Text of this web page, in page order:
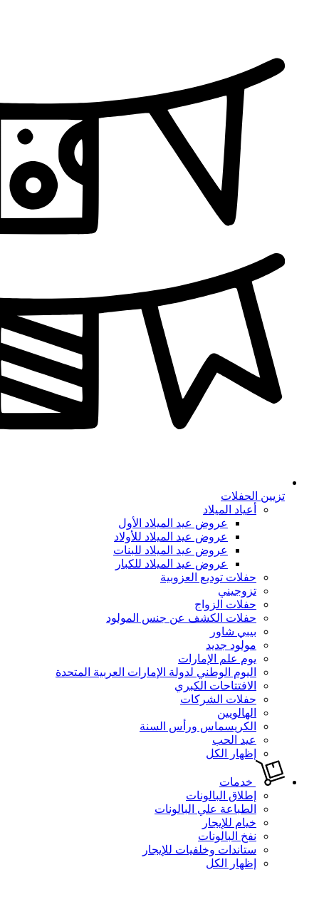
تزيين الحفلات
أعياد الميلاد
عروض عيد الميلاد الأول
عروض عيد الميلاد للأولاد
عروض عيد الميلاد للبنات
عروض عيد الميلاد للكبار
حفلات توديع العزوبية
تزوجيني
حفلات الزواج
حفلات الكشف عن جنس المولود
بيبي شاور
مولود جديد
يوم علم الإمارات
اليوم الوطني لدولة الإمارات العربية المتحدة
الافتتاحات الكبري
حفلات الشركات
الهالويين
الكريسماس ورأس السنة
عيد الحب
إظهار الكل
خدمات
إطلاق البالونات
الطباعة علي البالونات
خيام للإيجار
نفخ البالونات
ستاندات وخلفيات للإيجار
إظهار الكل